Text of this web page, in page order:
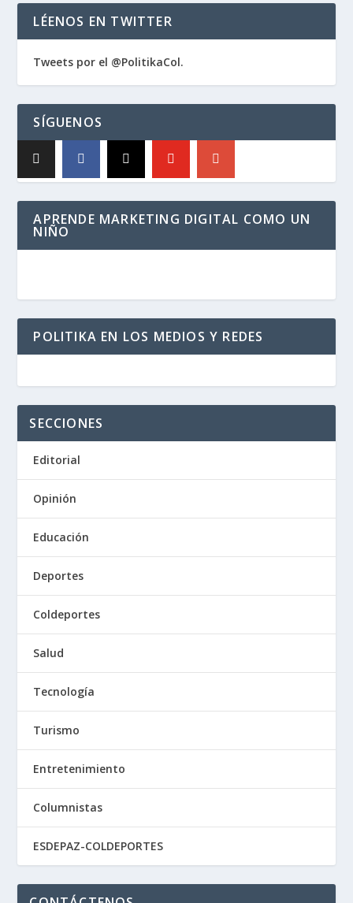
LÉENOS EN TWITTER
Tweets por el @PolitikaCol.
SÍGUENOS
APRENDE MARKETING DIGITAL COMO UN
NIÑO
POLITIKA EN LOS MEDIOS Y REDES
SECCIONES
Editorial
Opinión
Educación
Deportes
Coldeportes
Salud
Tecnología
Turismo
Entretenimiento
Columnistas
ESDEPAZ-COLDEPORTES